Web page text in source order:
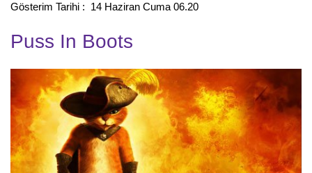
Gösterim Tarihi : 14 Haziran Cuma 06.20
Puss In Boots